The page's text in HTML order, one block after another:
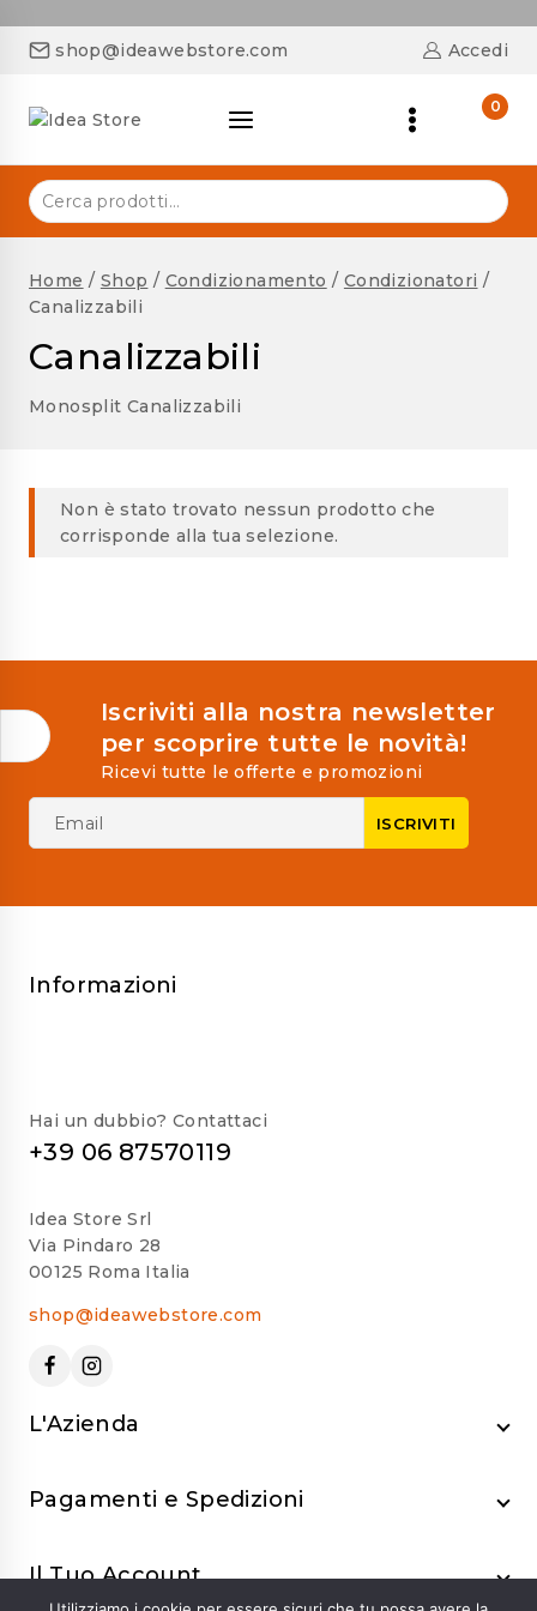
shop@ideawebstore.com Accedi
0
Home / Shop / Condizionamento / Condizionatori /
Canalizzabili
Canalizzabili
Monosplit Canalizzabili
Non è stato trovato nessun prodotto che
corrisponde alla tua selezione.
Iscriviti alla nostra newsletter
per scoprire tutte le novità!
Ricevi tutte le offerte e promozioni
Informazioni
Hai un dubbio? Contattaci
+39 06 87570119
Idea Store Srl
Via Pindaro 28
00125 Roma Italia
shop@ideawebstore.com
L'Azienda
Pagamenti e Spedizioni
Il Tuo Account